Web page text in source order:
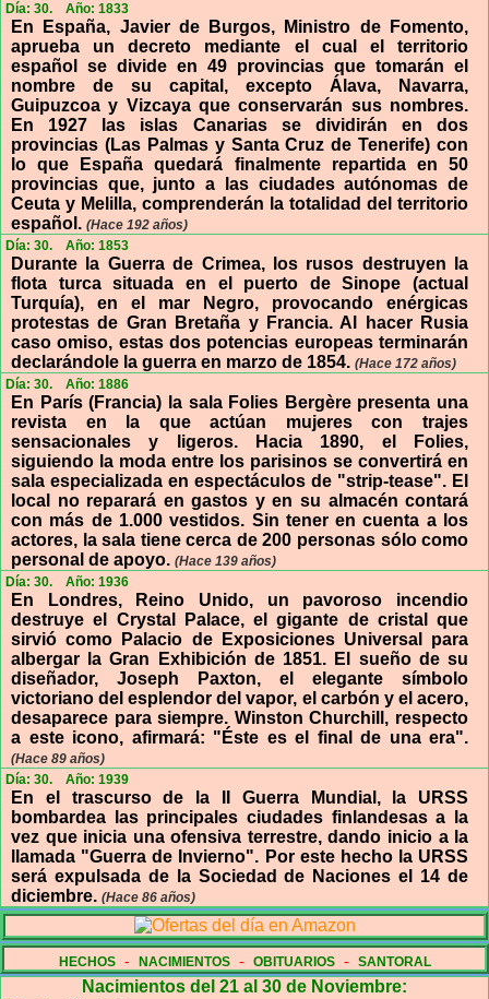
Día: 30.
Año: 1833
En España, Javier de Burgos, Ministro de Fomento,
aprueba un decreto mediante el cual el territorio
español se divide en 49 provincias que tomarán el
nombre de su capital, excepto Álava, Navarra,
Guipuzcoa y Vizcaya que conservarán sus nombres.
En 1927 las islas Canarias se dividirán en dos
provincias (Las Palmas y Santa Cruz de Tenerife) con
lo que España quedará finalmente repartida en 50
provincias que, junto a las ciudades autónomas de
Ceuta y Melilla, comprenderán la totalidad del territorio
español. (Hace 192 años)
Día: 30.
Año: 1853
Durante la Guerra de Crimea, los rusos destruyen la
flota turca situada en el puerto de Sinope (actual
Turquía), en el mar Negro, provocando enérgicas
protestas de Gran Bretaña y Francia. Al hacer Rusia
caso omiso, estas dos potencias europeas terminarán
declarándole la guerra en marzo de 1854. (Hace 172 años)
Día: 30.
Año: 1886
En París (Francia) la sala Folies Bergère presenta una
revista en la que actúan mujeres con trajes
sensacionales y ligeros. Hacia 1890, el Folies,
siguiendo la moda entre los parisinos se convertirá en
sala especializada en espectáculos de "strip-tease". El
local no reparará en gastos y en su almacén contará
con más de 1.000 vestidos. Sin tener en cuenta a los
actores, la sala tiene cerca de 200 personas sólo como
personal de apoyo. (Hace 139 años)
Día: 30.
Año: 1936
En Londres, Reino Unido, un pavoroso incendio
destruye el Crystal Palace, el gigante de cristal que
sirvió como Palacio de Exposiciones Universal para
albergar la Gran Exhibición de 1851. El sueño de su
diseñador, Joseph Paxton, el elegante símbolo
victoriano del esplendor del vapor, el carbón y el acero,
desaparece para siempre. Winston Churchill, respecto
a este icono, afirmará: "Éste es el final de una era".
(Hace 89 años)
Día: 30.
Año: 1939
En el trascurso de la II Guerra Mundial, la URSS
bombardea las principales ciudades finlandesas a la
vez que inicia una ofensiva terrestre, dando inicio a la
llamada "Guerra de Invierno". Por este hecho la URSS
será expulsada de la Sociedad de Naciones el 14 de
diciembre. (Hace 86 años)
HECHOS - NACIMIENTOS - OBITUARIOS - SANTORAL
Nacimientos del 21 al 30 de Noviembre: